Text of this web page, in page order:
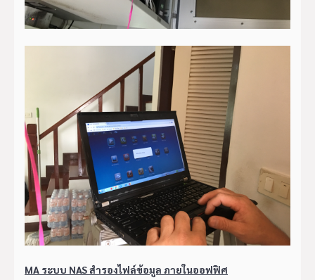
MA ระบบ NAS สำรองไฟล์ข้อมูล ภายในออฟฟิศ